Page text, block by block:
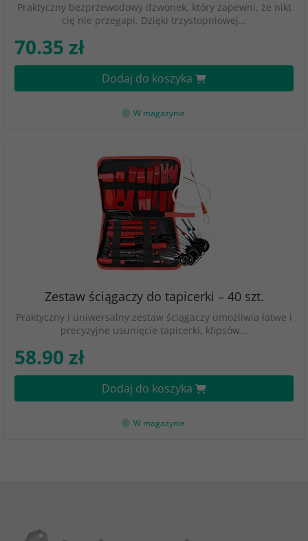
Praktyczny bezprzewodowy dzwonek, który zapewni, że nikt
cię nie przegapi. Dzięki trzystopniowej…
70.35 zł
Dodaj do koszyka
W magazynie
Zestaw ściągaczy do tapicerki – 40 szt.
Praktyczny i uniwersalny zestaw ściągaczy umożliwia łatwe i
precyzyjne usunięcie tapicerki, klipsów…
58.90 zł
Dodaj do koszyka
W magazynie